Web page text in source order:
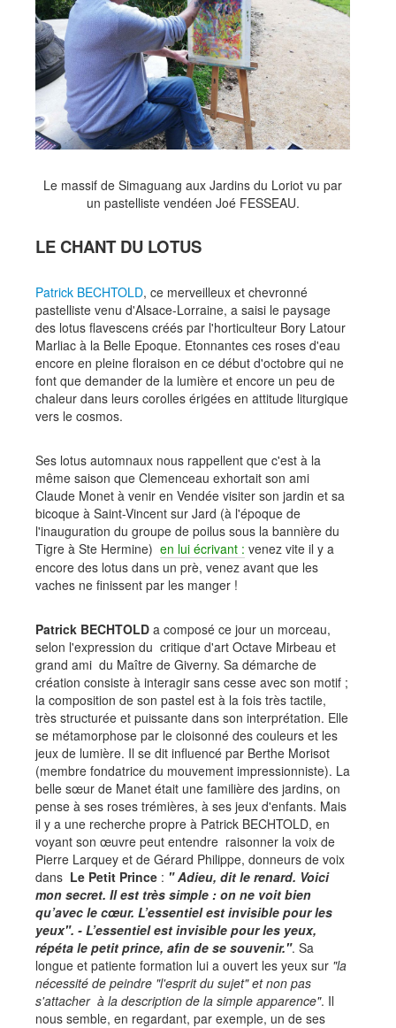
Le massif de Simaguang aux Jardins du Loriot vu par
un pastelliste vendéen Joé FESSEAU.
LE CHANT DU LOTUS
Patrick BECHTOLD, ce merveilleux et chevronné
pastelliste venu d'Alsace-Lorraine, a saisi le paysage
des lotus flavescens créés par l'horticulteur Bory Latour
Marliac à la Belle Epoque. Etonnantes ces roses d'eau
encore en pleine floraison en ce début d'octobre qui ne
font que demander de la lumière et encore un peu de
chaleur dans leurs corolles érigées en attitude liturgique
vers le cosmos.
Ses lotus automnaux nous rappellent que c'est à la
même saison que Clemenceau exhortait son ami
Claude Monet à venir en Vendée visiter son jardin et sa
bicoque à Saint-Vincent sur Jard (à l'époque de
l'inauguration du groupe de poilus sous la bannière du
Tigre à Ste Hermine) en lui écrivant : venez vite il y a
encore des lotus dans un prè, venez avant que les
vaches ne finissent par les manger !
Patrick BECHTOLD a composé ce jour un morceau,
selon l'expression du critique d'art Octave Mirbeau et
grand ami du Maître de Giverny. Sa démarche de
création consiste à interagir sans cesse avec son motif ;
la composition de son pastel est à la fois très tactile,
très structurée et puissante dans son interprétation. Elle
se métamorphose par le cloisonné des couleurs et les
jeux de lumière. Il se dit influencé par Berthe Morisot
(membre fondatrice du mouvement impressionniste). La
belle sœur de Manet était une familière des jardins, on
pense à ses roses trémières, à ses jeux d'enfants. Mais
il y a une recherche propre à Patrick BECHTOLD, en
voyant son œuvre peut entendre raisonner la voix de
Pierre Larquey et de Gérard Philippe, donneurs de voix
dans Le Petit Prince : " Adieu, dit le renard. Voici
mon secret. Il est très simple : on ne voit bien
qu’avec le cœur. L’essentiel est invisible pour les
yeux". - L’essentiel est invisible pour les yeux,
répéta le petit prince, afin de se souvenir.". Sa
longue et patiente formation lui a ouvert les yeux sur "la
nécessité de peindre "l'esprit du sujet" et non pas
s'attacher à la description de la simple apparence". Il
nous semble, en regardant, par exemple, un de ses